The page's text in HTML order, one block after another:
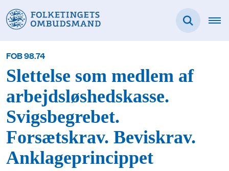
FOB 98.74
Slettelse som medlem af
arbejdsløshedskasse.
Svigsbegrebet.
Forsætskrav. Beviskrav.
Anklageprincippet